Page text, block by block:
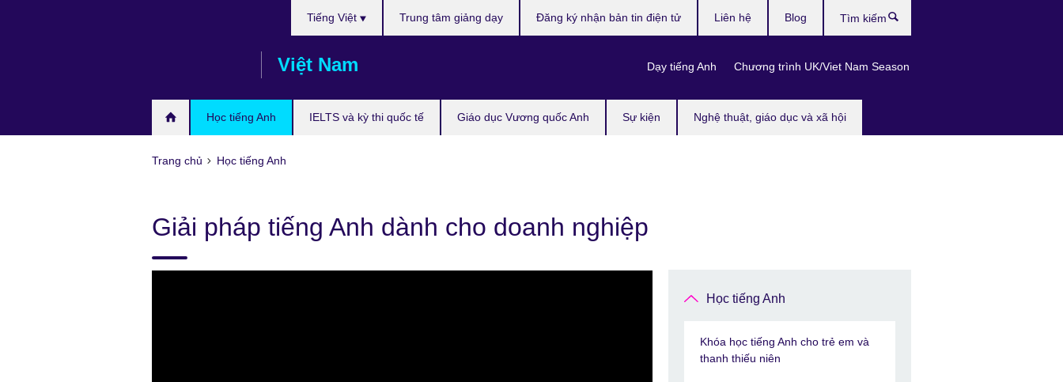
Việt Nam
Học tiếng Anh IELTS và kỳ thi quốc tế Giáo dục Vương quốc Anh Sự kiện Nghệ thuật, giáo dục và xã hội
Tiếng Việt
Dạy tiếng Anh Chương trình UK/Viet Nam Season
Trung tâm giảng dạy Đăng ký nhận bản tin điện tử Liên hệ Blog
kiếm
Trang chủ Học tiếng Anh
Giải pháp tiếng Anh dành cho doanh nghiệp
Học tiếng Anh
Khóa học tiếng Anh cho trẻ em và
thanh thiếu niên